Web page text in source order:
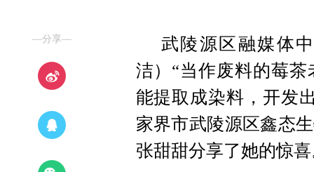
—分享—
武陵源区融媒体
洁）“当作废料的莓
能提取成染料，开发
家界市武陵源区鑫态
张甜甜分享了她的惊